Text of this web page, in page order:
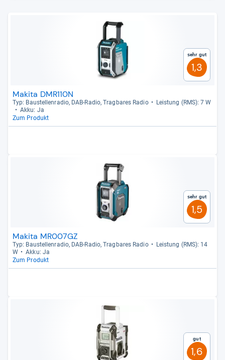
Sehr gut
1,3
Makita DMR110N
Typ: Bau­stel­len­ra­dio, DAB-​Radio, Trag­ba­res Radio
Leis­tung (RMS): 7 W
Akku: Ja
Zum Produkt
Sehr gut
1,5
Makita MR007GZ
Typ: Bau­stel­len­ra­dio, DAB-​Radio, Trag­ba­res Radio
Leis­tung (RMS): 14
W
Akku: Ja
Zum Produkt
Gut
1,6